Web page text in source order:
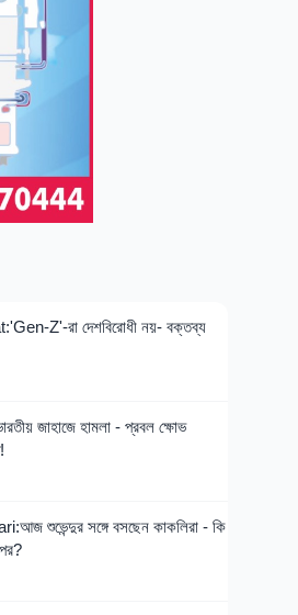
Z'-রা দেশবিরোধী নয়- বক্তব্য
জাহাজে হামলা - প্রবল ক্ষোভ
শুভেন্দুর সঙ্গে বসছেন কাকলিরা - কি